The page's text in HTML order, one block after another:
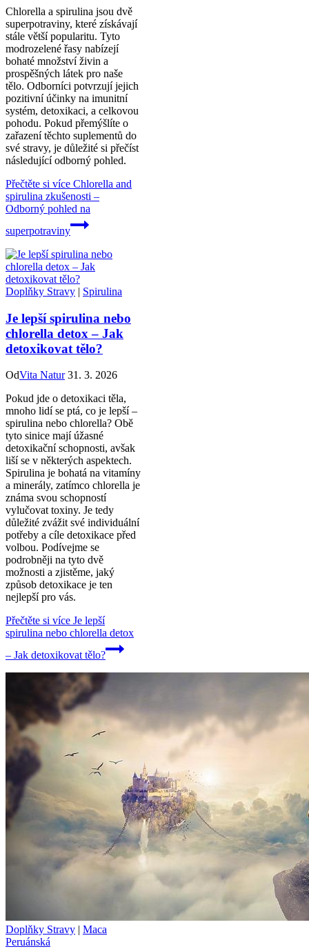
Chlorella a spirulina jsou dvě
superpotraviny, které získávají
stále větší popularitu. Tyto
modrozelené řasy nabízejí
bohaté množství živin a
prospěšných látek pro naše
tělo. Odborníci potvrzují jejich
pozitivní účinky na imunitní
systém, detoxikaci, a celkovou
pohodu. Pokud přemýšlíte o
zařazení těchto suplementů do
své stravy, je důležité si přečíst
následující odborný pohled.
Přečtěte si více Chlorella and
spirulina zkušenosti –
Odborný pohled na
superpotraviny
Doplňky Stravy | Spirulina
Je lepší spirulina nebo
chlorella detox – Jak
detoxikovat tělo?
OdVita Natur 31. 3. 2026
Pokud jde o detoxikaci těla,
mnoho lidí se ptá, co je lepší –
spirulina nebo chlorella? Obě
tyto sinice mají úžasné
detoxikační schopnosti, avšak
liší se v některých aspektech.
Spirulina je bohatá na vitamíny
a minerály, zatímco chlorella je
známa svou schopností
vylučovat toxiny. Je tedy
důležité zvážit své individuální
potřeby a cíle detoxikace před
volbou. Podívejme se
podrobněji na tyto dvě
možnosti a zjistěme, jaký
způsob detoxikace je ten
nejlepší pro vás.
Přečtěte si více Je lepší
spirulina nebo chlorella detox
– Jak detoxikovat tělo?
Doplňky Stravy | Maca
Peruánská